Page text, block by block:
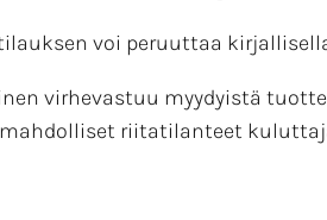
voi peruuttaa
virhevastuu myydyistä
riitatilanteet